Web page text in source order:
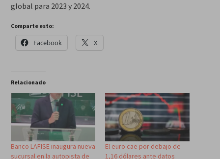
global para 2023 y 2024.
Comparte esto:
Facebook X
Relacionado
Banco LAFISE inaugura nueva
sucursal en la autopista de
El euro cae por debajo de
1,16 dólares ante datos